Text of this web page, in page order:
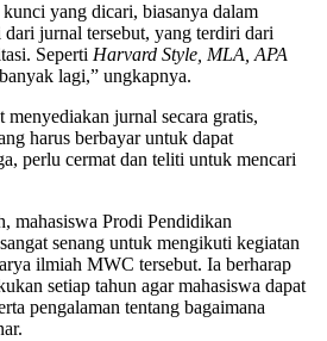
yang dicari, biasanya dalam
dari jurnal tersebut, yang terdiri dari
Seperti Harvard Style, MLA, APA
lagi,” ungkapnya.
menyediakan jurnal secara gratis,
harus berbayar untuk dapat
perlu cermat dan teliti untuk mencari
mahasiswa Prodi Pendidikan
senang untuk mengikuti kegiatan
ilmiah MWC tersebut. Ia berharap
setiap tahun agar mahasiswa dapat
pengalaman tentang bagaimana